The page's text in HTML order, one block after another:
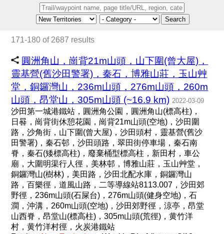
Search
171-180 of 2687 results
圓洲角山，崗背21m山頭，山下圍(曾大屋)，
靈基營(舊沙田警署)，秦石，博雅山莊，玉山艸
堂，銅鑼灣山，236m山頭，276m山頭，260m
山頭，昂堂山，305m山頭 (~16.9 km) 2022-03-09
沙田第一城港鐵站，圓洲角公園，圓洲角山(標高柱)，
日晷，崗背街休憩花園，崗背21m山頭(空地)，沙田圍
路，沙角街，山下圍(曾大屋)，沙田頭村，靈基營(舊沙
田警署)，秦石邨，沙田頭路，翠田街停車場，秦石南
脊，秦石(矮標高柱)，廢棄桶型標高柱，新田村，車公
廟，大圍明渠行人徑，美林邨，博雅山莊，玉山艸堂，
銅鑼灣山(樹林)，美田路，沙田北配水庫，銅鑼灣山
路，百樂徑，道風山路，二等導線站8113.007，沙田郊
野徑，236m山頭(石屎台)，276m山頭(健身空地)，石
澗，沖溝，260m山頭(空地)，沙田郊野徑，涼亭，昂堂
山西脊，昂堂山(標高柱)，305m山頭(荒徑)，黄竹洋
村，黄竹洋村徑，火炭港鐵站